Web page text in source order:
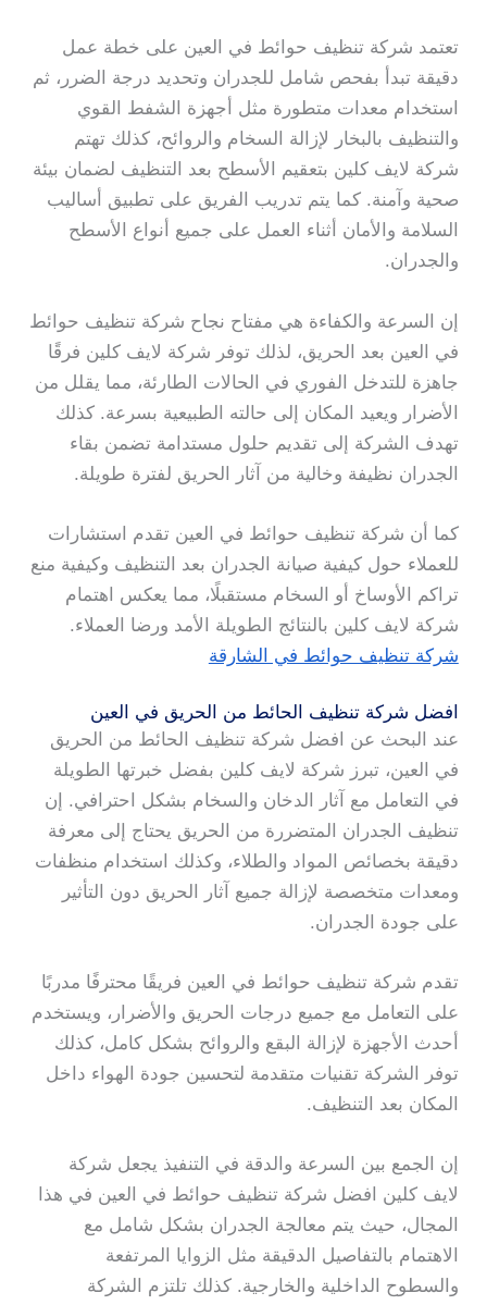
تعتمد شركة تنظيف حوائط في العين على خطة عمل
دقيقة تبدأ بفحص شامل للجدران وتحديد درجة الضرر، ثم
استخدام معدات متطورة مثل أجهزة الشفط القوي
والتنظيف بالبخار لإزالة السخام والروائح، كذلك تهتم
شركة لايف كلين بتعقيم الأسطح بعد التنظيف لضمان بيئة
صحية وآمنة. كما يتم تدريب الفريق على تطبيق أساليب
السلامة والأمان أثناء العمل على جميع أنواع الأسطح
والجدران.
إن السرعة والكفاءة هي مفتاح نجاح شركة تنظيف حوائط
في العين بعد الحريق، لذلك توفر شركة لايف كلين فرقًا
جاهزة للتدخل الفوري في الحالات الطارئة، مما يقلل من
الأضرار ويعيد المكان إلى حالته الطبيعية بسرعة. كذلك
تهدف الشركة إلى تقديم حلول مستدامة تضمن بقاء
الجدران نظيفة وخالية من آثار الحريق لفترة طويلة.
كما أن شركة تنظيف حوائط في العين تقدم استشارات
للعملاء حول كيفية صيانة الجدران بعد التنظيف وكيفية منع
تراكم الأوساخ أو السخام مستقبلًا، مما يعكس اهتمام
شركة لايف كلين بالنتائج الطويلة الأمد ورضا العملاء.
شركة تنظيف حوائط في الشارقة
افضل شركة تنظيف الحائط من الحريق في العين
عند البحث عن افضل شركة تنظيف الحائط من الحريق
في العين، تبرز شركة لايف كلين بفضل خبرتها الطويلة
في التعامل مع آثار الدخان والسخام بشكل احترافي. إن
تنظيف الجدران المتضررة من الحريق يحتاج إلى معرفة
دقيقة بخصائص المواد والطلاء، وكذلك استخدام منظفات
ومعدات متخصصة لإزالة جميع آثار الحريق دون التأثير
على جودة الجدران.
تقدم شركة تنظيف حوائط في العين فريقًا محترفًا مدربًا
على التعامل مع جميع درجات الحريق والأضرار، ويستخدم
أحدث الأجهزة لإزالة البقع والروائح بشكل كامل، كذلك
توفر الشركة تقنيات متقدمة لتحسين جودة الهواء داخل
المكان بعد التنظيف.
إن الجمع بين السرعة والدقة في التنفيذ يجعل شركة
لايف كلين افضل شركة تنظيف حوائط في العين في هذا
المجال، حيث يتم معالجة الجدران بشكل شامل مع
الاهتمام بالتفاصيل الدقيقة مثل الزوايا المرتفعة
والسطوح الداخلية والخارجية. كذلك تلتزم الشركة